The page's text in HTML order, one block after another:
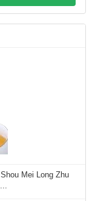
Mei Long Zhu